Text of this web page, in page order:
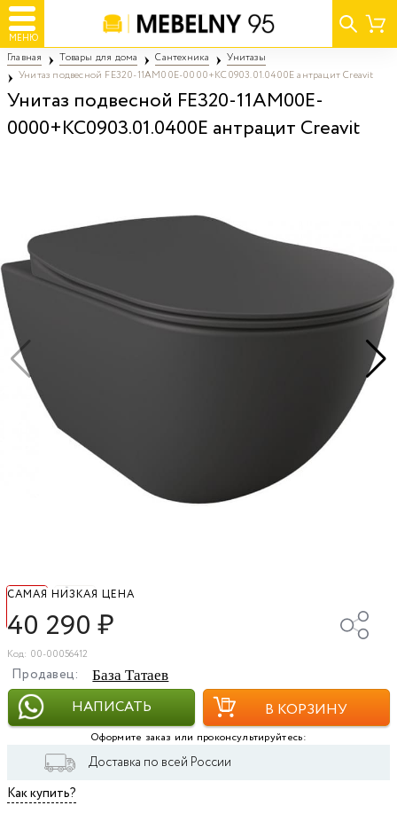
МЕНЮ
Главная Товары для дома Сантехника
Унитазы
Унитаз подвесной FE320-11AM00E-0000+KC0903.01.0400E антрацит Creavit
Унитаз подвесной FE320-11AM00E-
0000+KC0903.01.0400E антрацит Creavit
САМАЯ НИЗКАЯ ЦЕНА
40 290₽
Код: 00-00056412
Продавец: База Татаев
НАПИСАТЬ В КОРЗИНУ
Оформите заказ или проконсультируйтесь:
Доставка по всей России
Как купить?